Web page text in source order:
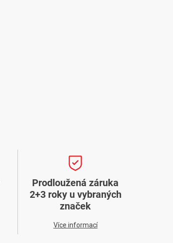
Prodloužená záruka
2+3 roky u vybraných
značek
Více informací